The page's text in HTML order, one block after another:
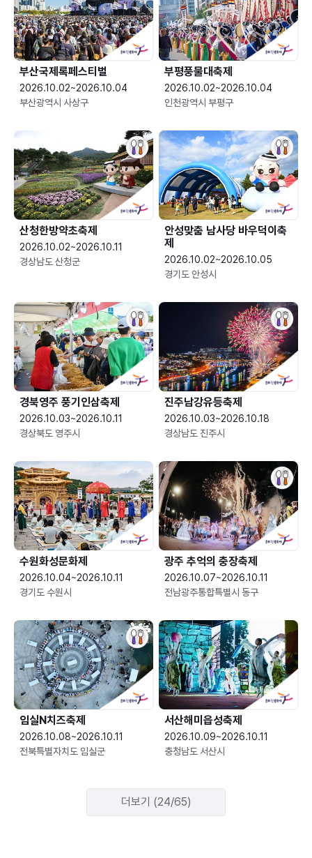
부산국제록페스티벌
2026.10.02~2026.10.04
부산광역시 사상구
부평풍물대축제
2026.10.02~2026.10.04
인천광역시 부평구
산청한방약초축제
2026.10.02~2026.10.11
경상남도 산청군
안성맞춤 남사당 바우덕이축
제
2026.10.02~2026.10.05
경기도 안성시
경북영주 풍기인삼축제
2026.10.03~2026.10.11
경상북도 영주시
진주남강유등축제
2026.10.03~2026.10.18
경상남도 진주시
수원화성문화제
2026.10.04~2026.10.11
경기도 수원시
광주 추억의 충장축제
2026.10.07~2026.10.11
전남광주통합특별시 동구
임실N치즈축제
2026.10.08~2026.10.11
전북특별자치도 임실군
서산해미읍성축제
2026.10.09~2026.10.11
충청남도 서산시
더보기 (24/65)